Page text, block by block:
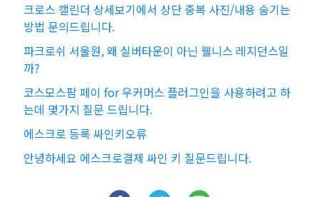
크로스 캘린더 상세보기에서 상단 중복 사진/내용 숨기는
방법 문의드립니다.
파크로쉬 서울원, 왜 실버타운이 아닌 웰니스 레지던스일
까?
코스모스팜 페이 for 우커머스 플러그인을 사용하려고 하
는데 몇가지 질문 드립니다.
에스크로 등록 싸인키오류
안녕하세요 에스크로결제 싸인 키 질문드립니다.